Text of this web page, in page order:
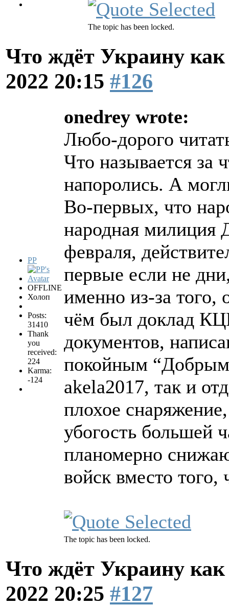
The topic has been locked.
Что ждёт Украину как
2022 20:15 #126
PP
OFFLINE
Холоп
Posts:
31410
Thank
you
received:
224
Karma:
-124
onedrey wrote:
Любо-дорого
Что называется за
напоролись. А
Во-первых, что
народная милиция
февраля,
первые если не
именно из-за того,
чём был доклад
документов,
покойным
akela2017, так и
плохое
убогость большей
планомерно
войск вместо
The topic has been locked.
Что ждёт Украину как
2022 20:25 #127